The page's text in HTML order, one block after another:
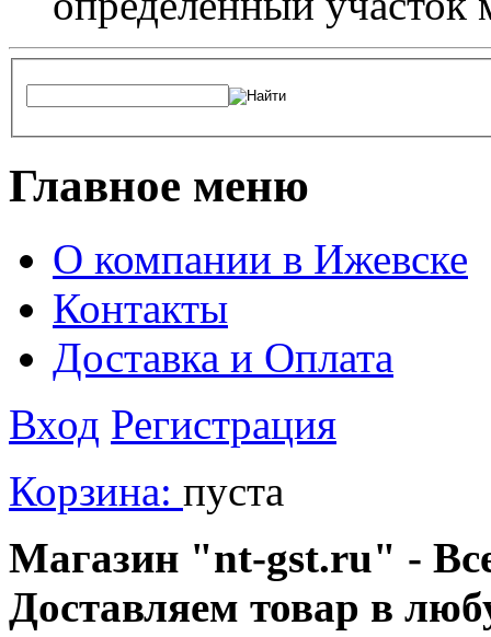
Главное меню
О компании в Ижевске
Контакты
Доставка и Оплата
Вход Регистрация
Корзина: пуста
Магазин "nt-gst.ru" -
Доставляем товар в